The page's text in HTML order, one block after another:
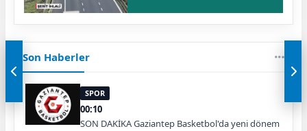
Son Haberler
SPOR
00:10
SON DAKİKA Gaziantep Basketbol'da yeni dönem